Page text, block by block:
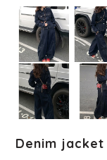
Denim